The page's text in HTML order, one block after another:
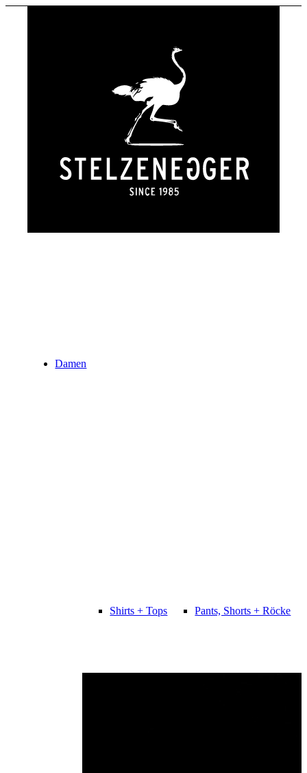
Damen
Shirts + Tops Pants, Shorts + Röcke